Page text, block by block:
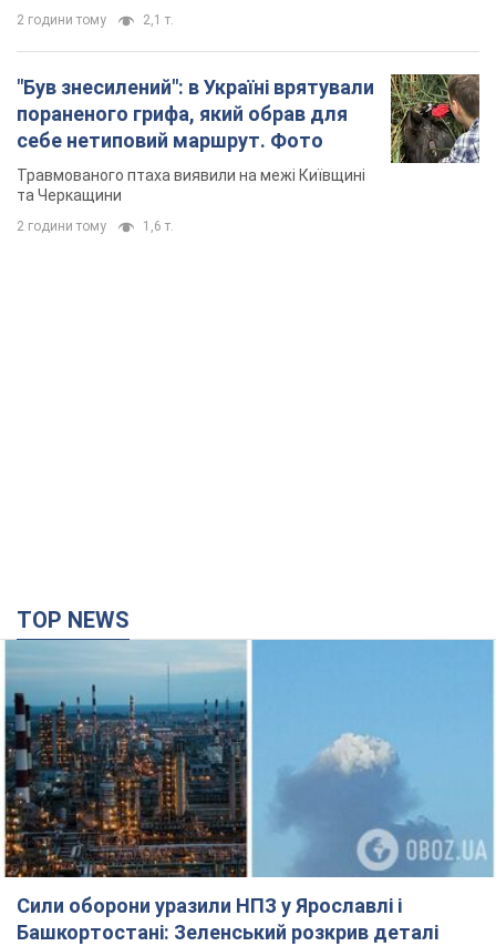
2 години тому 2,1 т.
"Був знесилений": в Україні врятували
пораненого грифа, який обрав для
себе нетиповий маршрут. Фото
Травмованого птаха виявили на межі Київщині
та Черкащини
2 години тому 1,6 т.
TOP NEWS
Сили оборони уразили НПЗ у Ярославлі і
Башкортостані: Зеленський розкрив деталі